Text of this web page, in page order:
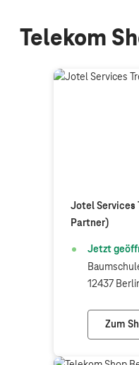
Telekom
Jotel Services
Partner)
Jetzt
12437
Zum